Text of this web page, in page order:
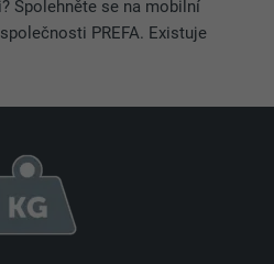
Spolehněte se na mobilní
PREFA. Existuje